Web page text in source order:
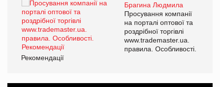
Брагина Людмила
Просування компанії
на порталі оптової та
роздрібної торгівлі
www.trademaster.ua.
правила. Особливості.
Рекомендації